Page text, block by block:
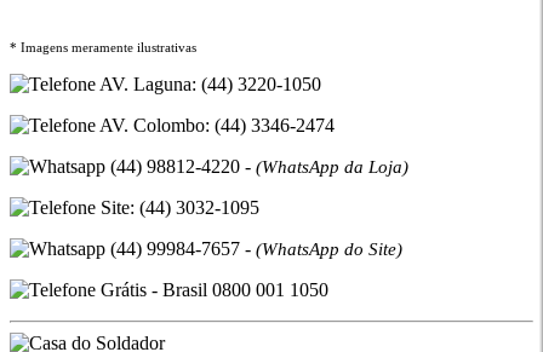
* Imagens meramente ilustrativas
AV. Laguna: (44) 3220-1050
AV. Colombo: (44) 3346-2474
(44) 98812-4220 - (WhatsApp da Loja)
Site: (44) 3032-1095
(44) 99984-7657 - (WhatsApp do Site)
Grátis - Brasil 0800 001 1050